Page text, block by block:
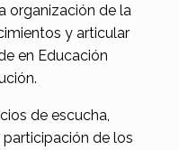
organización de la
y articular
en Educación
de escucha,
de los